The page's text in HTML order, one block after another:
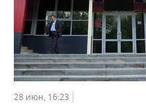
28 июн, 16:23